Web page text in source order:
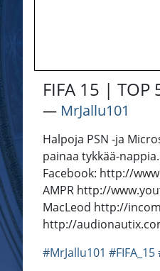
FIFA 15 | TOP
― MrJallu101
Halpoja PSN -ja
painaa tykkää-
Facebook: http://
AMPR http://
MacLeod http://
http://
#MrJallu101 #FIFA_15